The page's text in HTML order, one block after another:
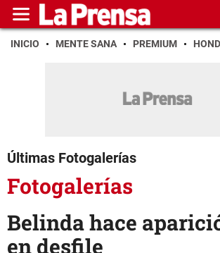
INICIO MENTE SANA PREMIUM
Últimas Fotogalerías
Fotogalerías
Belinda hace
en desfile